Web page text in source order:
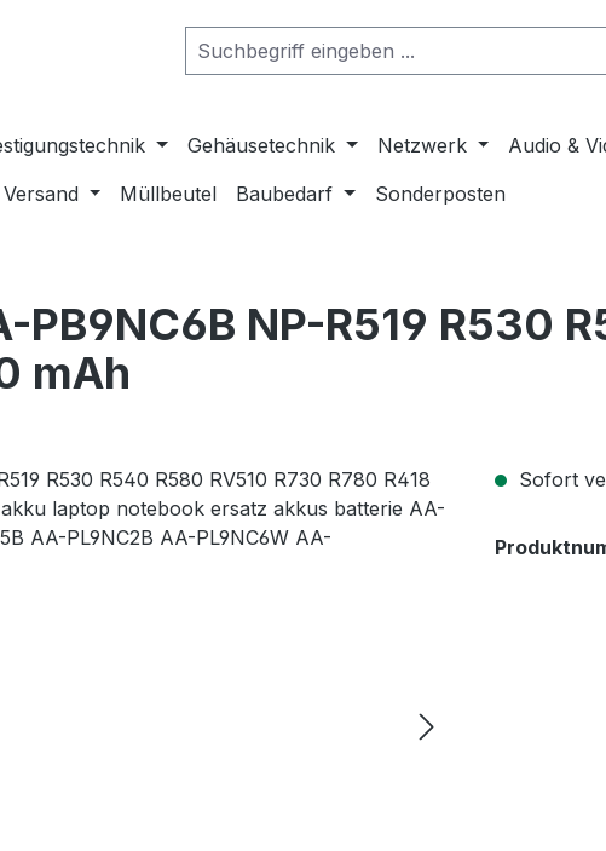
Gehäusetechnik Netzwerk Audio &
Müllbeutel Baubedarf Sonderposten
NP-R519 R530
mAh
Sofort